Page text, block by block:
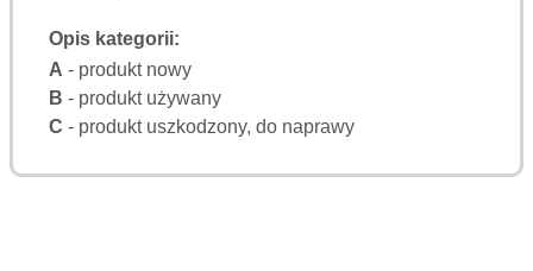
Opis kategorii:
A - produkt nowy
B - produkt używany
C - produkt uszkodzony, do naprawy